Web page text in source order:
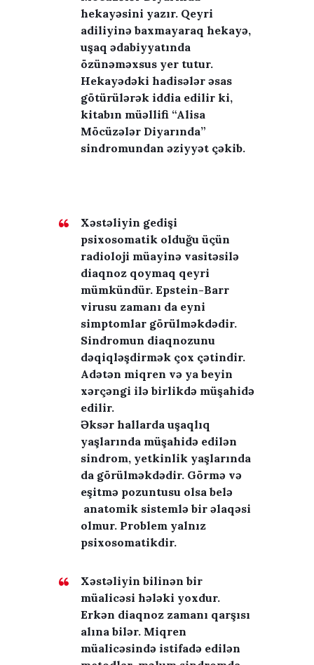
hekayəsini yazır. Qeyri
adiliyinə baxmayaraq hekayə,
uşaq ədabiyyatında
özünəməxsus yer tutur.
Hekayədəki hadisələr əsas
götürülərək iddia edilir ki,
kitabın müəllifi “Alisa
Möcüzələr Diyarında”
sindromundan əziyyət çəkib.
Xəstəliyin gedişi
psixosomatik olduğu üçün
radioloji müayinə vasitəsilə
diaqnoz qoymaq qeyri
mümkündür. Epstein-Barr
virusu zamanı da eyni
simptomlar görülməkdədir.
Sindromun diaqnozunu
dəqiqləşdirmək çox çətindir.
Adətən miqren və ya beyin
xərçəngi ilə birlikdə müşahidə
edilir.
Əksər hallarda uşaqlıq
yaşlarında müşahidə edilən
sindrom, yetkinlik yaşlarında
da görülməkdədir. Görmə və
eşitmə pozuntusu olsa belə
anatomik sistemlə bir əlaqəsi
olmur. Problem yalnız
psixosomatikdir.
Xəstəliyin bilinən bir
müalicəsi hələki yoxdur.
Erkən diaqnoz zamanı qarşısı
alına bilər. Miqren
müalicəsində istifadə edilən
O
N
K
A
E
N
F
L
L
R
Y